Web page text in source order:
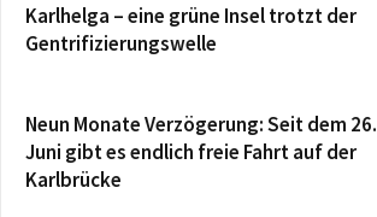
Karlhelga – eine grüne Insel trotzt der
Gentrifizierungswelle
Neun Monate Verzögerung: Seit dem 26.
Juni gibt es endlich freie Fahrt auf der
Karlbrücke